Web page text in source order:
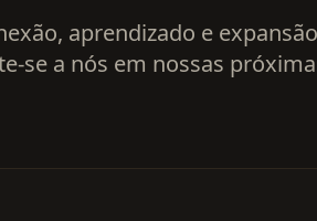
aprendizado e
se a nós em nossas